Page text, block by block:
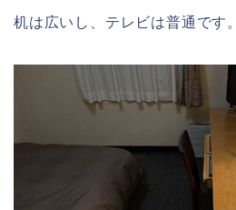
机は広いし、テレビは普通です。